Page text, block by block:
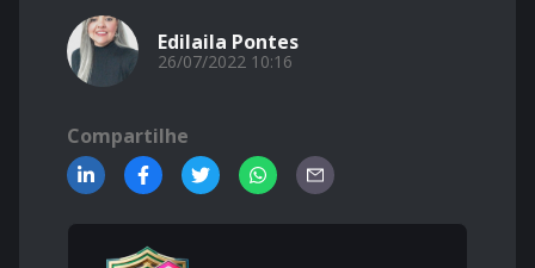
Edilaila Pontes
26/07/2022 10:16
Compartilhe